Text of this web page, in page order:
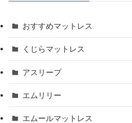
おすすめマットレス
くじらマットレス
アスリープ
エムリリー
エムールマットレス